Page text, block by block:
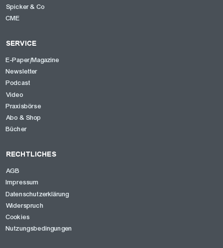
Spicker & Co
CME
SERVICE
E-Paper/Magazine
Newsletter
Podcast
Video
Praxisbörse
Abo & Shop
Bücher
RECHTLICHES
AGB
Impressum
Datenschutzerklärung
Widerspruch
Cookies
Nutzungsbedingungen